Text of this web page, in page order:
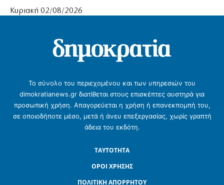
Κυριακή 02/08/2026
Το σύνολο του περιεχομένου και των υπηρεσιών του
dimokratianews.gr διατίθεται στους επισκέπτες αυστηρά για
προσωπική χρήση. Απαγορεύεται η χρήση ή επανεκπομπή του,
σε οποιοδήποτε μέσο, μετά ή άνευ επεξεργασίας, χωρίς γραπτή
άδεια του εκδότη.
ΤΑΥΤΟΤΗΤΑ
ΟΡΟΙ ΧΡΗΣΗΣ
ΠΟΛΙΤΙΚΗ ΑΠΟΡΡΗΤΟΥ